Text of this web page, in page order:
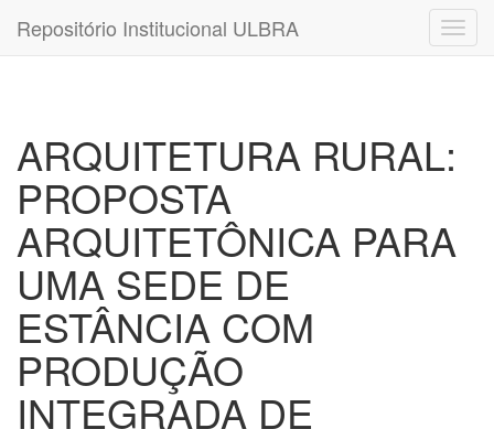
Repositório Institucional ULBRA
ARQUITETURA RURAL:
PROPOSTA
ARQUITETÔNICA PARA
UMA SEDE DE
ESTÂNCIA COM
PRODUÇÃO
INTEGRADA DE